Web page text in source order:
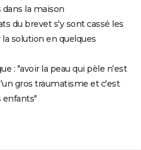
la maison
du brevet s'y sont cassé les
solution en quelques
: "avoir la peau qui pèle n'est
gros traumatisme et c'est